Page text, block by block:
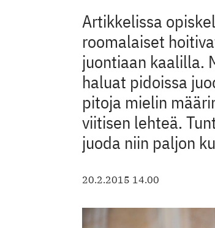
Artikkelissa
roomalaiset
juontiaan kaalilla.
haluat pidoissa
pitoja mielin
viitisen lehteä.
juoda niin paljon
20.2.2015 14.00